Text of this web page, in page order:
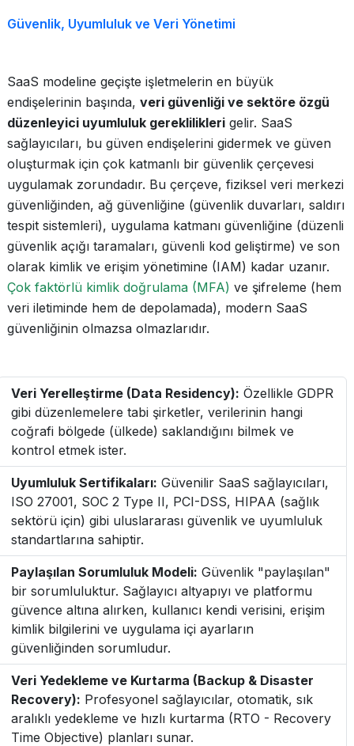
Güvenlik, Uyumluluk ve Veri Yönetimi
SaaS modeline geçişte işletmelerin en büyük
endişelerinin başında, veri güvenliği ve sektöre özgü
düzenleyici uyumluluk gereklilikleri gelir. SaaS
sağlayıcıları, bu güven endişelerini gidermek ve güven
oluşturmak için çok katmanlı bir güvenlik çerçevesi
uygulamak zorundadır. Bu çerçeve, fiziksel veri merkezi
güvenliğinden, ağ güvenliğine (güvenlik duvarları, saldırı
tespit sistemleri), uygulama katmanı güvenliğine (düzenli
güvenlik açığı taramaları, güvenli kod geliştirme) ve son
olarak kimlik ve erişim yönetimine (IAM) kadar uzanır.
Çok faktörlü kimlik doğrulama (MFA) ve şifreleme (hem
veri iletiminde hem de depolamada), modern SaaS
güvenliğinin olmazsa olmazlarıdır.
Veri Yerelleştirme (Data Residency): Özellikle GDPR
gibi düzenlemelere tabi şirketler, verilerinin hangi
coğrafi bölgede (ülkede) saklandığını bilmek ve
kontrol etmek ister.
Uyumluluk Sertifikaları: Güvenilir SaaS sağlayıcıları,
ISO 27001, SOC 2 Type II, PCI-DSS, HIPAA (sağlık
sektörü için) gibi uluslararası güvenlik ve uyumluluk
standartlarına sahiptir.
Paylaşılan Sorumluluk Modeli: Güvenlik "paylaşılan"
bir sorumluluktur. Sağlayıcı altyapıyı ve platformu
güvence altına alırken, kullanıcı kendi verisini, erişim
kimlik bilgilerini ve uygulama içi ayarların
güvenliğinden sorumludur.
Veri Yedekleme ve Kurtarma (Backup & Disaster
Recovery): Profesyonel sağlayıcılar, otomatik, sık
aralıklı yedekleme ve hızlı kurtarma (RTO - Recovery
Time Objective) planları sunar.